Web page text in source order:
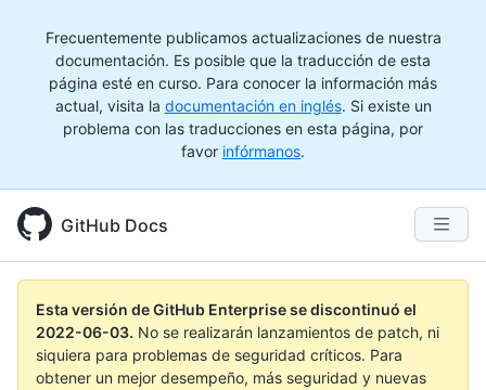
Frecuentemente publicamos actualizaciones de nuestra
documentación. Es posible que la traducción de esta
página esté en curso. Para conocer la información más
actual, visita la documentación en inglés. Si existe un
problema con las traducciones en esta página, por
favor infórmanos.
GitHub Docs
Esta versión de GitHub Enterprise se discontinuó el
2022-06-03. No se realizarán lanzamientos de patch, ni
siquiera para problemas de seguridad críticos. Para
obtener un mejor desempeño, más seguridad y nuevas